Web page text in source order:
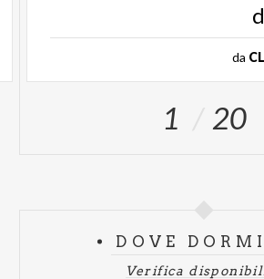
da
1 20
DOVE
Verifica